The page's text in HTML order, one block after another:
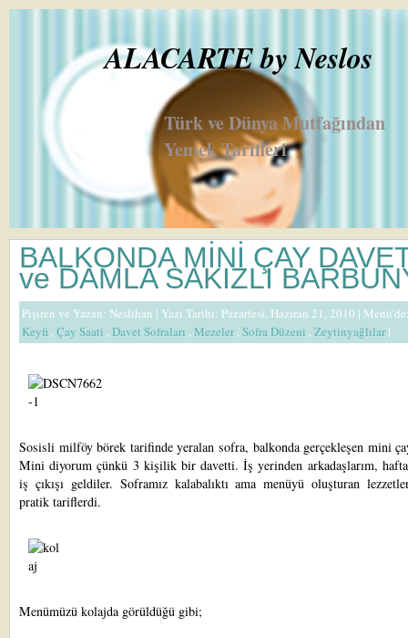
ALACARTE by Neslos
Türk ve Dünya Mutfağından
Yemek Tarifleri
BALKONDA MİNİ ÇAY
ve DAMLA SAKIZLI
Pişiren ve Yazan: Neslihan | Yazı Tarihi: Pazartesi, Haziran 21, 2010 |
Keyfi ,Çay Saati ,Davet Sofraları ,Mezeler,Sofra Düzeni ,Zeytinyağlılar|
Sosisli milföy börek tarifinde yeralan sofra, balkonda gerçekleşen mini
Mini diyorum çünkü 3 kişilik bir davetti. İş yerinden arkadaşlarım, hafta
iş çıkışı geldiler. Soframız kalabalıktı ama menüyü oluşturan
pratik tariflerdi.
Menümüzü kolajda görüldüğü gibi;